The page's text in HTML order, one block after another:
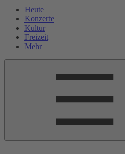
Heute
Konzerte
Kultur
Freizeit
Mehr